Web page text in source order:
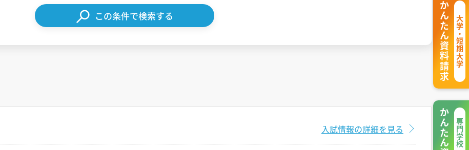
この条件で検索する
入試情報の詳細を見る
大学・短期大学
かんたん資料請求